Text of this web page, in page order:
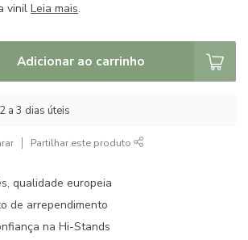
vinil Leia mais.
Adicionar ao carrinho
a 3 dias úteis
Partilhar este produto
qualidade europeia
de arrependimento
na Hi-Stands